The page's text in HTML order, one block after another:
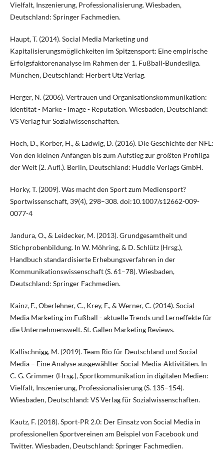
Vielfalt, Inszenierung, Professionalisierung. Wiesbaden,
Deutschland: Springer Fachmedien.
Haupt, T. (2014). Social Media Marketing und
Kapitalisierungsmöglichkeiten im Spitzensport: Eine empirische
Erfolgsfaktorenanalyse im Rahmen der 1. Fußball-Bundesliga.
München, Deutschland: Herbert Utz Verlag.
Herger, N. (2006). Vertrauen und Organisationskommunikation:
Identität - Marke - Image - Reputation. Wiesbaden, Deutschland:
VS Verlag für Sozialwissenschaften.
Hoch, D., Korber, H., & Ladwig, D. (2016). Die Geschichte der NFL:
Von den kleinen Anfängen bis zum Aufstieg zur größten Profiliga
der Welt (2. Aufl.). Berlin, Deutschland: Huddle Verlags GmbH.
Horky, T. (2009). Was macht den Sport zum Mediensport?
Sportwissenschaft, 39(4), 298–308. doi:10.1007/s12662-009-
0077-4
Jandura, O., & Leidecker, M. (2013). Grundgesamtheit und
Stichprobenbildung. In W. Möhring, & D. Schlütz (Hrsg.),
Handbuch standardisierte Erhebungsverfahren in der
Kommunikationswissenschaft (S. 61–78). Wiesbaden,
Deutschland: Springer Fachmedien.
Kainz, F., Oberlehner, C., Krey, F., & Werner, C. (2014). Social
Media Marketing im Fußball - aktuelle Trends und Lerneffekte für
die Unternehmenswelt. St. Gallen Marketing Reviews.
Kallischnigg, M. (2019). Team Rio für Deutschland und Social
Media – Eine Analyse ausgewählter Social-Media-Aktivitäten. In
C. G. Grimmer (Hrsg.), Sportkommunikation in digitalen Medien:
Vielfalt, Inszenierung, Professionalisierung (S. 135–154).
Wiesbaden, Deutschland: VS Verlag für Sozialwissenschaften.
Kautz, F. (2018). Sport-PR 2.0: Der Einsatz von Social Media in
professionellen Sportvereinen am Beispiel von Facebook und
Twitter. Wiesbaden, Deutschland: Springer Fachmedien.